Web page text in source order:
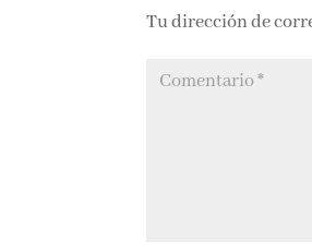
Tu dirección de